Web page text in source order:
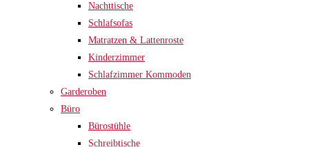
Nachttische
Schlafsofas
Matratzen & Lattenroste
Kinderzimmer
Schlafzimmer Kommoden
Garderoben
Büro
Bürostühle
Schreibtische